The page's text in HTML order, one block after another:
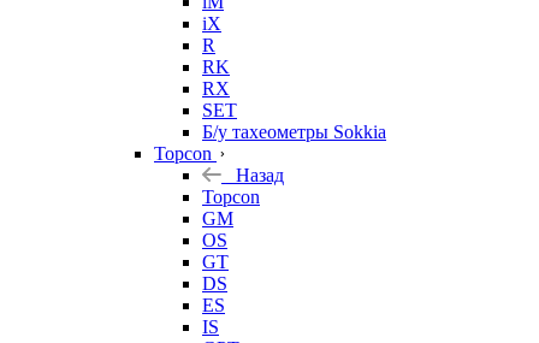
iX
R
RK
RX
SET
Б/у тахеометры Sokkia
Topcon
Назад
Topcon
GM
OS
GT
DS
ES
IS